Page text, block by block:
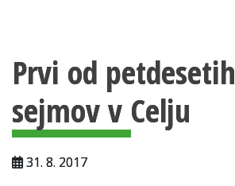
Vloga za upravne namene
Vloga za čitalnico
Vodnik po fondih in zbirkah
VAČ – VIRTUALNA ARHIVSKA ČITALNICA
Prvi od
sejmov v Celju
31. 8. 2017